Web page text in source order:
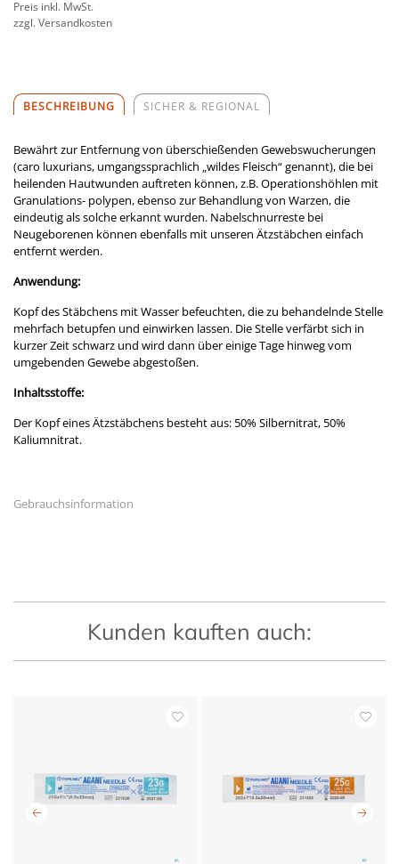
Preis inkl. MwSt.
zzgl. Versandkosten
BESCHREIBUNG SICHER & REGIONAL
Bewährt zur Entfernung von überschießenden Gewebswucherungen
(caro luxurians, umgangssprachlich „wildes Fleisch“ genannt), die bei
heilenden Hautwunden auftreten können, z.B. Operationshöhlen mit
Granulations- polypen, ebenso zur Behandlung von Warzen, die
eindeutig als solche erkannt wurden. Nabelschnurreste bei
Neugeborenen können ebenfalls mit unseren Ätzstäbchen einfach
entfernt werden.
Anwendung:
Kopf des Stäbchens mit Wasser befeuchten, die zu behandelnde Stelle
mehrfach betupfen und einwirken lassen. Die Stelle verfärbt sich in
kurzer Zeit schwarz und wird dann über einige Tage hinweg vom
umgebenden Gewebe abgestoßen.
Inhaltsstoffe:
Der Kopf eines Ätzstäbchens besteht aus: 50% Silbernitrat, 50%
Kaliumnitrat.
Gebrauchsinformation
Kunden kauften auch: